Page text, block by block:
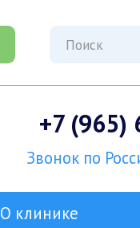
+7 (965)
Звонок по
О клинике